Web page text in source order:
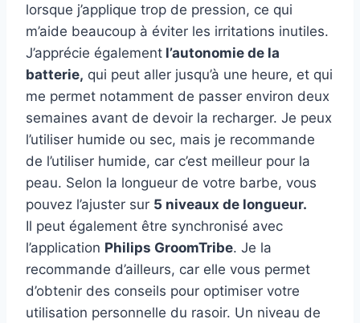
lorsque j’applique trop de pression, ce qui
m’aide beaucoup à éviter les irritations inutiles.
J’apprécie également l’autonomie de la
batterie, qui peut aller jusqu’à une heure, et qui
me permet notamment de passer environ deux
semaines avant de devoir la recharger. Je peux
l’utiliser humide ou sec, mais je recommande
de l’utiliser humide, car c’est meilleur pour la
peau. Selon la longueur de votre barbe, vous
pouvez l’ajuster sur 5 niveaux de longueur.
Il peut également être synchronisé avec
l’application Philips GroomTribe. Je la
recommande d’ailleurs, car elle vous permet
d’obtenir des conseils pour optimiser votre
utilisation personnelle du rasoir. Un niveau de